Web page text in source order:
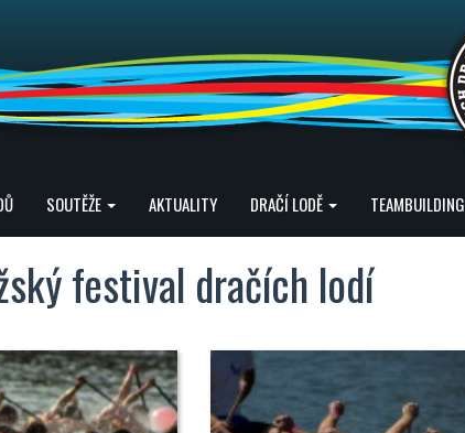
SOUTĚŽE AKTUALITY DRAČÍ LODĚ TEAMBUILDING
festival dračích lodí